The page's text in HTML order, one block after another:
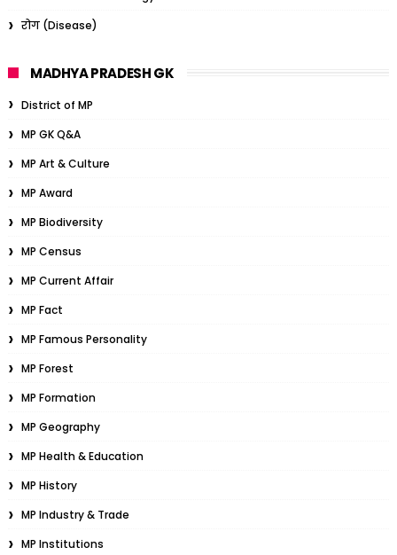
रोग (Disease)
MADHYA PRADESH GK
District of MP
MP GK Q&A
MP Art & Culture
MP Award
MP Biodiversity
MP Census
MP Current Affair
MP Fact
MP Famous Personality
MP Forest
MP Formation
MP Geography
MP Health & Education
MP History
MP Industry & Trade
MP Institutions